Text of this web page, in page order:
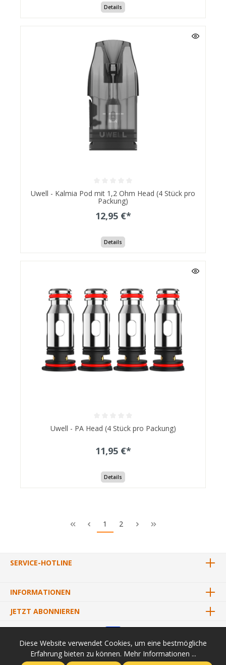
Details
Uwell - Kalmia Pod mit 1,2 Ohm Head (4 Stück pro
Packung)
12,95 €*
Details
Uwell - PA Head (4 Stück pro Packung)
11,95 €*
Details
1 2
SERVICE-HOTLINE
INFORMATIONEN
JETZT ABONNIEREN
* Alle Preise inkl. gesetzl. Mehrwertsteuer zzgl.Versandkosten
Diese Website verwendet Cookies, um eine bestmögliche
Erfahrung bieten zu können. Mehr Informationen ...